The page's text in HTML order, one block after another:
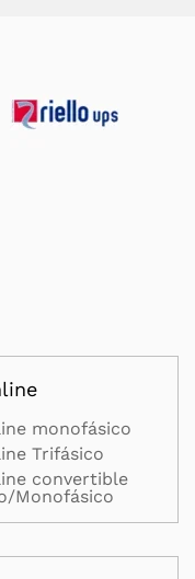
monofásico
Trifásico
convertible
Monofásico